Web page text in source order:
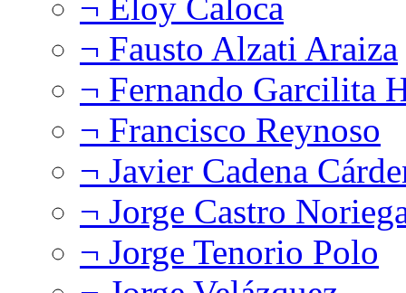
¬ Fausto Alzati Araiza
¬ Fernando Garcilita
¬ Francisco Reynoso
¬ Javier Cadena
¬ Jorge Castro
¬ Jorge Tenorio Polo